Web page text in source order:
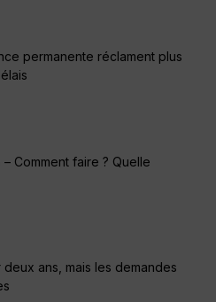
permanente réclament plus
– Comment faire ? Quelle
ans, mais les demandes